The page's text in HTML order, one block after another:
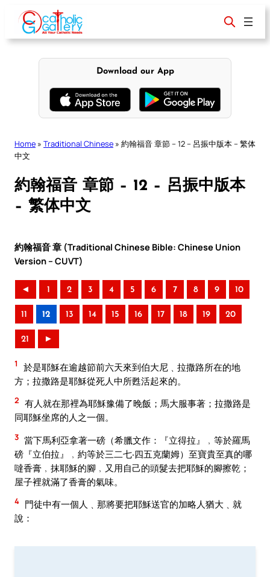
content
Download our App
Home » Traditional Chinese » 約翰福音 章節 – 12 – 呂振中版本 – 繁体
中文
約翰福音 章節 – 12 – 呂振中版本
– 繁体中文
約翰福音 章 (Traditional Chinese Bible: Chinese Union
Version – CUVT)
◄ 1 2 3 4 5 6 7 8 9 10
11 12 13 14 15 16 17 18 19 20
21 ►
1
於是耶穌在逾越節前六天來到伯大尼﹑拉撒路所在的地
方；拉撒路是耶穌從死人中所甦活起來的。
2 有人就在那裡為耶穌豫備了晚飯；馬大服事著；拉撒路是
同耶穌坐席的人之一個。
3 當下馬利亞拿著一磅（希臘文作：『立得拉』﹐等於羅馬
磅『立伯拉』﹐約等於三二七‧四五克蘭姆）至寶貴至真的哪
噠香膏﹐抹耶穌的腳﹐又用自己的頭髮去把耶穌的腳擦乾；
屋子裡就滿了香膏的氣味。
4 門徒中有一個人﹑那將要把耶穌送官的加略人猶大﹑就
說：